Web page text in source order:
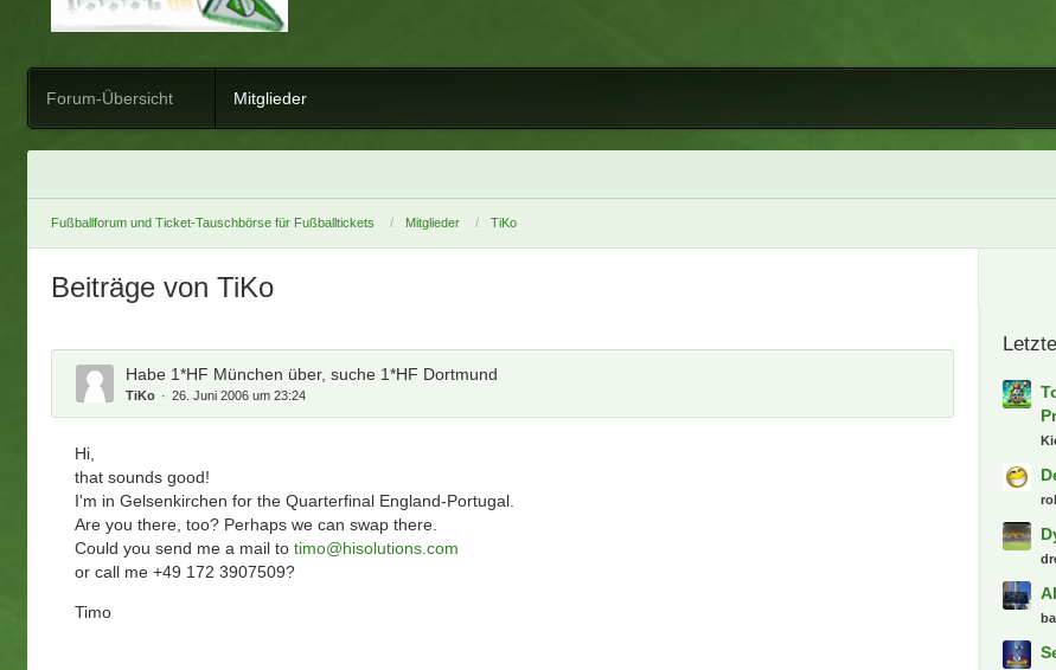
Forum-Übersicht Mitglieder
Fußballforum und Ticket-Tauschbörse für Fußballtickets Mitglieder TiKo
Beiträge von TiKo
Habe 1*HF München über, suche 1*HF Dortmund
TiKo 26. Juni 2006 um 23:24
Hi,
that sounds good!
I'm in Gelsenkirchen for the Quarterfinal England-Portugal.
Are you there, too? Perhaps we can swap there.
Could you send me a mail totimo@hisolutions.com
or call me +49 172 3907509?
Timo